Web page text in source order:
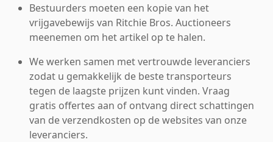
Bestuurders moeten een kopie van het
vrijgavebewijs van Ritchie Bros. Auctioneers
meenemen om het artikel op te halen.
We werken samen met vertrouwde leveranciers
zodat u gemakkelijk de beste transporteurs
tegen de laagste prijzen kunt vinden. Vraag
gratis offertes aan of ontvang direct schattingen
van de verzendkosten op de websites van onze
leveranciers.